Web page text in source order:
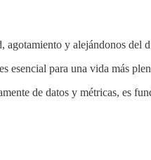
agotamiento y alejándonos del
esencial para una vida más
de datos y métricas, es